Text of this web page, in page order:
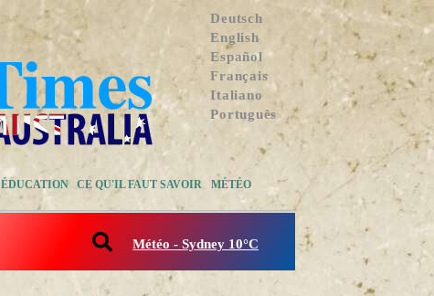
Deutsch
English
Español
Français
Italiano
Português
ÉDUCATION CE QU'IL FAUT SAVOIR MÉTÉO
Météo - Sydney 10°C